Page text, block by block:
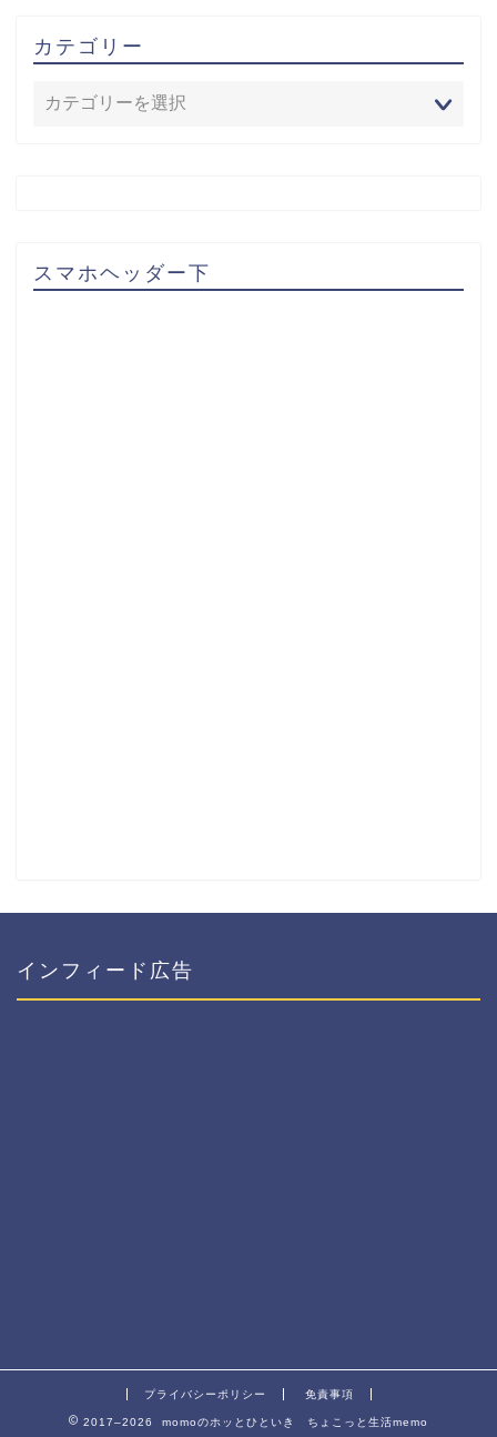
カテゴリー
スマホヘッダー下
インフィード広告
プライバシーポリシー 免責事項
2017–2026 momoのホッとひといき ちょこっと生活memo